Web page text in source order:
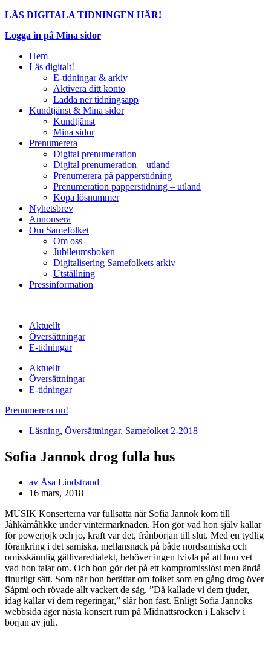
LÄS DIGITALA TIDNINGEN HÄR!
Logga in på Mina sidor
Hem
Läs digitalt!
E-tidningar & arkiv
Aktivera ditt konto
Ladda ner tidningsapp
Kundtjänst & Mina sidor
Kundtjänst
Mina sidor
Prenumerera
Digital prenumeration
Digital prenumeration – utland
Prenumerera på papperstidning
Prenumeration papperstidning – utland
Köpa lösnummer
Nyhetsbrev
Annonsera
Om Samefolket
Om oss
Jubileumsboken
Digitalisering Samefolkets arkiv
Utställning
Pressinformation
Aktuellt
Översättningar
E-tidningar
Aktuellt
Översättningar
E-tidningar
Prenumerera nu!
Läsning, Översättningar, Samefolket 2-2018
Sofia Jannok drog fulla hus
av Åsa Lindstrand
16 mars, 2018
MUSIK Konserterna var fullsatta när Sofia Jannok kom till
Jåhkåmåhkke under vintermarknaden. Hon gör vad hon själv kallar
för powerjojk och jo, kraft var det, frånbörjan till slut. Med en tydlig
förankring i det samiska, mellansnack på både nordsamiska och
omisskännlig gällivaredialekt, behöver ingen tvivla på att hon vet
vad hon talar om. Och hon gör det på ett kompromisslöst men ändå
finurligt sätt. Som när hon berättar om folket som en gång drog över
Sápmi och rövade allt vackert de såg. ”Då kallade vi dem tjuder,
idag kallar vi dem regeringar,” slår hon fast. Enligt Sofia Jannoks
webbsida äger nästa konsert rum på Midnattsrocken i Lakselv i
början av juli.